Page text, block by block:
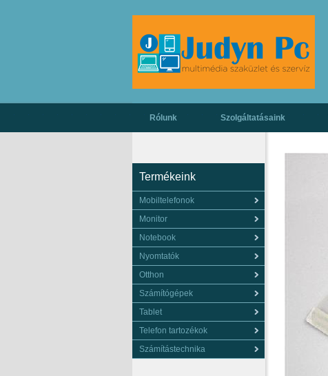
Rólunk Szolgáltatásaink
Termékeink
Mobiltelefonok
Monitor
Notebook
Nyomtatók
Otthon
Számítógépek
Tablet
Telefon tartozékok
Számítástechnika